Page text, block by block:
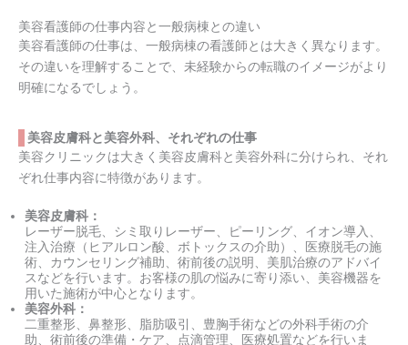
美容看護師の仕事内容と一般病棟との違い
美容看護師の仕事は、一般病棟の看護師とは大きく異なります。
その違いを理解することで、未経験からの転職のイメージがより
明確になるでしょう。
美容皮膚科と美容外科、それぞれの仕事
美容クリニックは大きく美容皮膚科と美容外科に分けられ、それ
ぞれ仕事内容に特徴があります。
美容皮膚科：
レーザー脱毛、シミ取りレーザー、ピーリング、イオン導入、
注入治療（ヒアルロン酸、ボトックスの介助）、医療脱毛の施
術、カウンセリング補助、術前後の説明、美肌治療のアドバイ
スなどを行います。お客様の肌の悩みに寄り添い、美容機器を
用いた施術が中心となります。
美容外科：
二重整形、鼻整形、脂肪吸引、豊胸手術などの外科手術の介
助、術前後の準備・ケア、点滴管理、医療処置などを行いま